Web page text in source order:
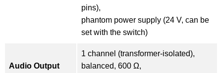
pins),
phantom power supply (24 V, can be
set with the switch)
Audio Output
1 channel (transformer-isolated),
balanced, 600 Ω,